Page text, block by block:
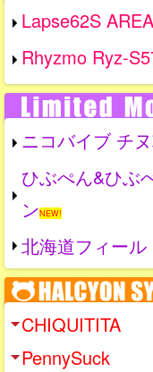
Lapse62S AREA
Rhyzmo Ryz-
ニコバイブ チ
ひぶぺん&ひぶ
ンNEW!
北海道フィー
CHIQUITITA
PennySuck